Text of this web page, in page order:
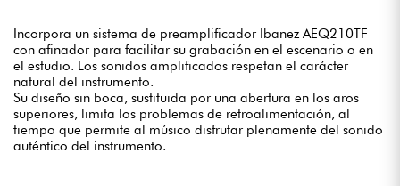
Incorpora un sistema de preamplificador Ibanez AEQ210TF
con afinador para facilitar su grabación en el escenario o en
el estudio. Los sonidos amplificados respetan el carácter
natural del instrumento.
Su diseño sin boca, sustituida por una abertura en los aros
superiores, limita los problemas de retroalimentación, al
tiempo que permite al músico disfrutar plenamente del sonido
auténtico del instrumento.